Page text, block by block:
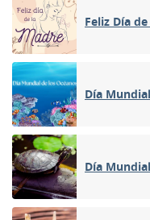
Feliz Día
Día
Día